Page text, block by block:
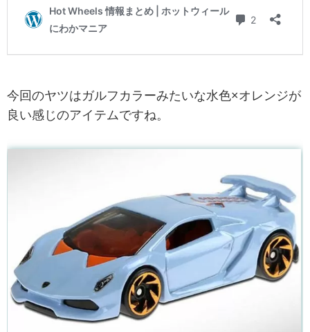
今回のヤツはガルフカラーみたいな水色×オレンジが
良い感じのアイテムですね。